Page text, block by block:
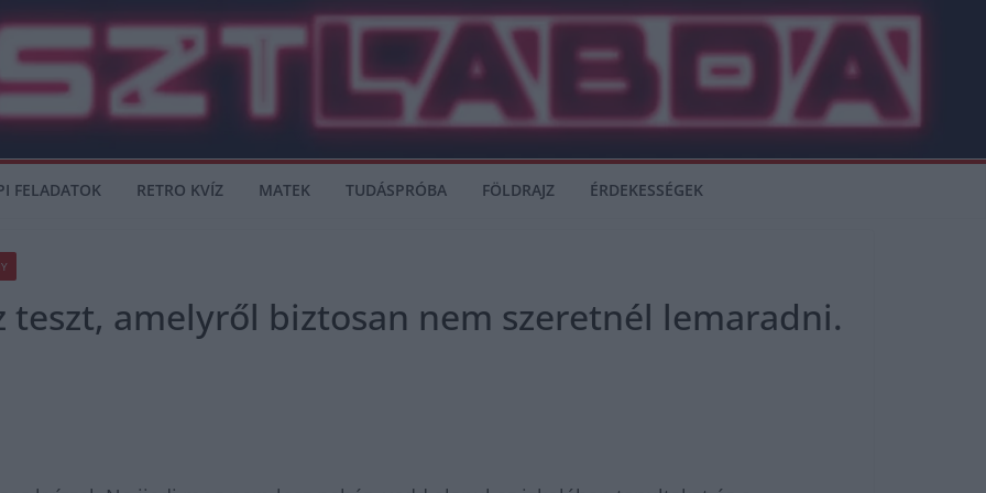
FELADATOK RETRO KVÍZ MATEK TUDÁSPRÓBA FÖLDRAJZ ÉRDEKESSÉGEK
teszt, amelyről biztosan nem szeretnél lemaradni.